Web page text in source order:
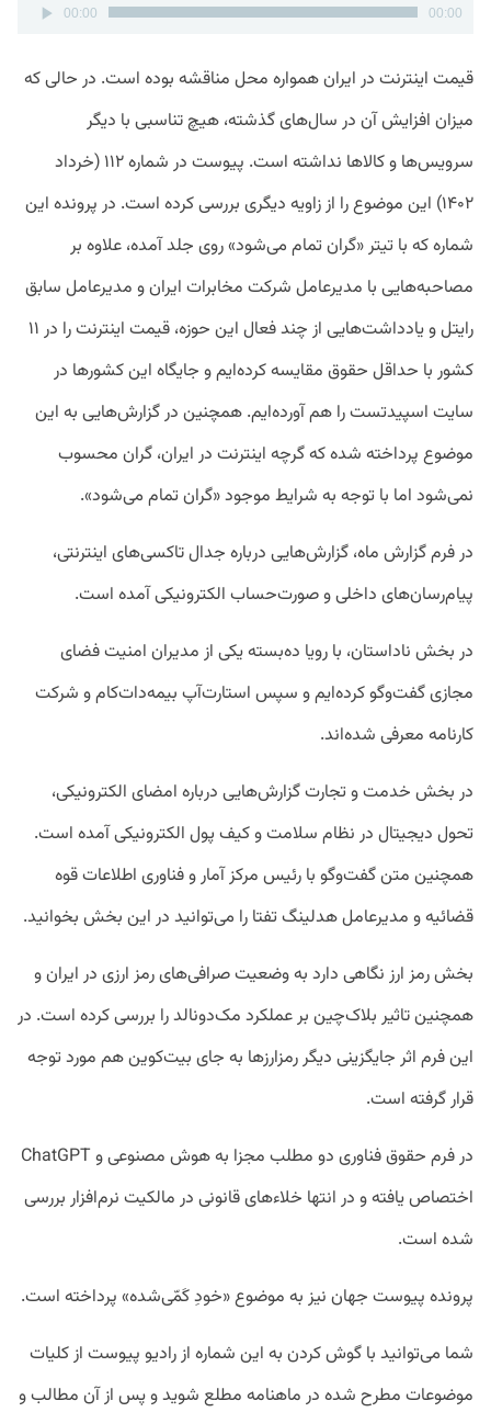
پخش‌کننده
00:00 00:00
قیمت اینترنت در ایران همواره محل مناقشه بوده است. در حالی که
میزان افزایش آن در سال‌های گذشته، هیچ تناسبی با دیگر
سرویس‌ها و کالاها نداشته است. پیوست در شماره ۱۱۲ (خرداد
۱۴۰۲) این موضوع را از زاویه دیگری بررسی کرده است. در پرونده این
شماره که با تیتر «گران تمام می‌شود»‌ روی جلد آمده، علاوه بر
مصاحبه‌هایی با مدیرعامل شرکت مخابرات ایران و مدیرعامل سابق
رایتل و یادداشت‌هایی از چند فعال این حوزه، قیمت اینترنت را در ۱۱
کشور با حداقل حقوق مقایسه کرده‌ایم و جایگاه این کشورها در
سایت اسپیدتست را هم آورده‌ایم. همچنین در گزارش‌هایی به این
موضوع پرداخته شده که گرچه اینترنت در ایران، گران محسوب
نمی‌شود اما با توجه به شرایط موجود «گران تمام می‌شود».
در فرم گزارش ماه، گزارش‌هایی درباره جدال تاکسی‌های اینترنتی،
پیام‌رسان‌های داخلی و صورت‌حساب الکترونیکی آمده است.
در بخش ناداستان، با رویا ده‌بسته یکی از مدیران امنیت فضای
مجازی گفت‌وگو کرده‌ایم و سپس استارت‌آپ بیمه‌دات‌کام و شرکت
کارنامه معرفی شده‌اند.
در بخش خدمت و تجارت گزارش‌هایی درباره امضای الکترونیکی،
تحول دیجیتال در نظام سلامت و کیف پول الکترونیکی آمده است.
همچنین متن گفت‌وگو با رئیس مرکز آمار و فناوری اطلاعات قوه
قضائیه و مدیرعامل هدلینگ تفتا را می‌توانید در این بخش بخوانید.
بخش رمز ارز نگاهی دارد به وضعیت صرافی‌های رمز ارزی در ایران و
همچنین تاثیر بلاک‌چین بر عملکرد مک‌دونالد را بررسی کرده است. در
این فرم اثر جایگزینی دیگر رمزارزها به جای بیت‌کوین هم مورد توجه
قرار گرفته است.
در فرم حقوق فناوری دو مطلب مجزا به هوش مصنوعی و ChatGPT
اختصاص یافته و در انتها خلاء‌های قانونی در مالکیت نرم‌افزار بررسی
شده است.
پرونده پیوست جهان نیز به موضوع «خودِ کَمّی‌شده» پرداخته است.
شما می‌توانید با گوش کردن به این شماره از رادیو پیوست از کلیات
موضوعات مطرح شده در ماهنامه مطلع شوید و پس از آن مطالب و